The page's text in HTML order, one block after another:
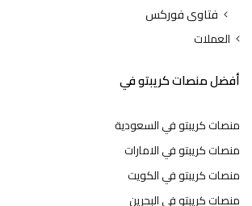
فتاوى فوركس
العملات
أفضل منصات كريبتو في
منصات كريبتو في السعودية
منصات كريبتو في الامارات
منصات كريبتو في الكويت
منصات كريبتو في البحرين